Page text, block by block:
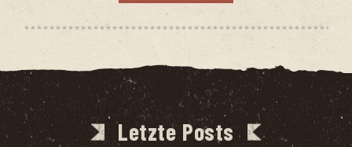
Letzte Posts